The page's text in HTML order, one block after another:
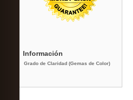
Información
Grado de Claridad (Gemas de Color)